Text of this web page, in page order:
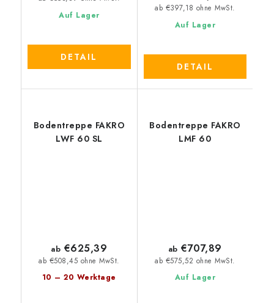
Auf Lager
DETAIL
Auf Lager
ab €397,18 ohne MwSt.
DETAIL
Bodentreppe FAKRO
LWF 60 SL
10 – 20 Werktage
ab €508,45 ohne MwSt.
ab €625,39
Bodentreppe FAKRO
LMF 60
Auf Lager
ab €575,52 ohne MwSt.
ab €707,89